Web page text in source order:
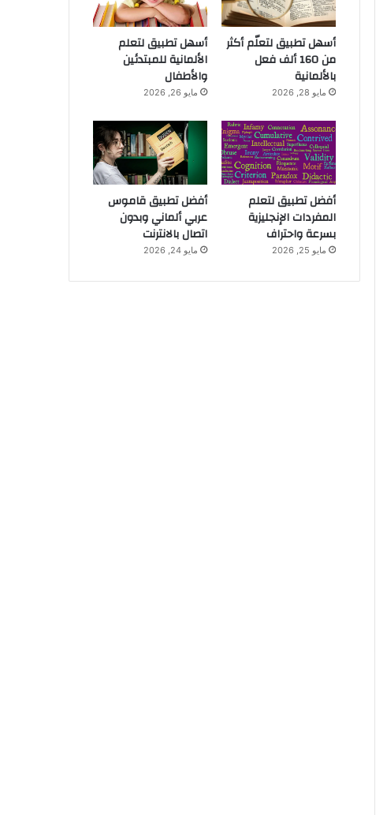
أسهل تطبيق لتعلّم أكثر
من 160 ألف فعل
بالألمانية
مايو 28, 2026
أسهل تطبيق لتعلم
الألمانية للمبتدئين
والأطفال
مايو 26, 2026
أفضل تطبيق لتعلم
المفردات الإنجليزية
بسرعة واحتراف
مايو 25, 2026
أفضل تطبيق قاموس
عربي ألماني وبدون
اتصال بالانترنت
مايو 24, 2026